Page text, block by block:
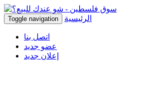
Toggle navigation الرئيسية
اتصل بنا
عضو جديد
إعلان جديد